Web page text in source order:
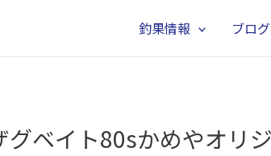
釣果情報 ブログ
ベイト80sかめやオリ